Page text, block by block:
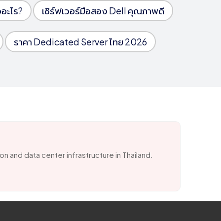
ะไร? เซิร์ฟเวอร์มือสอง Dell คุณภาพดี
ราคา Dedicated Server ไทย 2026
and data center infrastructure in Thailand.